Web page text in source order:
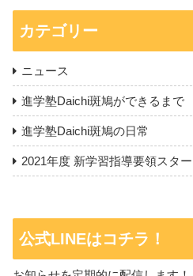
カテゴリー
ニュース
進学塾Daichi斑鳩ができるまで
進学塾Daichi斑鳩の日常
2021年度 新学習指導要領スター
公式LINEはコチラ！